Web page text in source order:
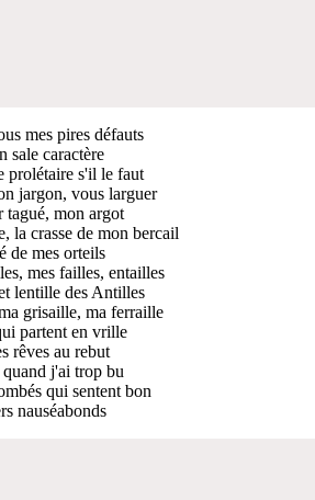
mes pires défauts
sale caractère
prolétaire s'il le faut
jargon, vous larguer
tagué, mon argot
la crasse de mon bercail
de mes orteils
mes failles, entailles
lentille des Antilles
grisaille, ma ferraille
partent en vrille
rêves au rebut
j'ai trop bu
qui sentent bon
nauséabonds